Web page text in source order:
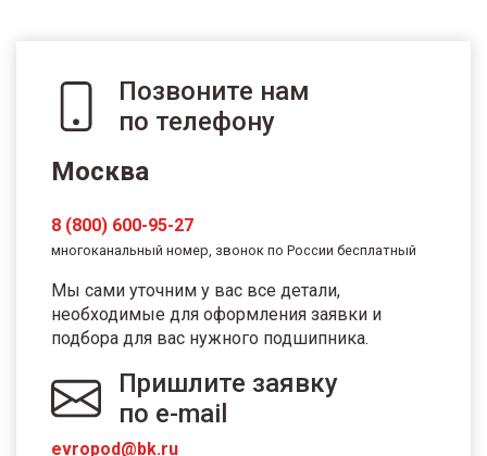
Позвоните нам
по телефону
Москва
8 (800) 600-95-27
многоканальный номер, звонок по России бесплатный
Мы сами уточним у вас все детали,
необходимые для оформления заявки и
подбора для вас нужного подшипника.
Пришлите заявку
по e-mail
evropod@bk.ru